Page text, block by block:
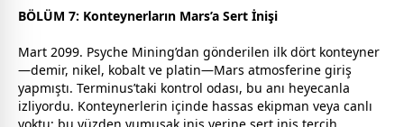
BÖLÜM 7: Konteynerların Mars’a Sert İnişi
Mart 2099. Psyche Mining’dan gönderilen ilk dört konteyner
—demir, nikel, kobalt ve platin—Mars atmosferine giriş
yapmıştı. Terminus’taki kontrol odası, bu anı heyecanla
izliyordu. Konteynerlerin içinde hassas ekipman veya canlı
yoktu; bu yüzden yumuşak iniş yerine sert iniş tercih